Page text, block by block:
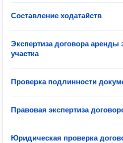
Составление ходатайств
Экспертиза договора аренды
участка
Проверка подлинности
Правовая экспертиза
Юридическая проверка